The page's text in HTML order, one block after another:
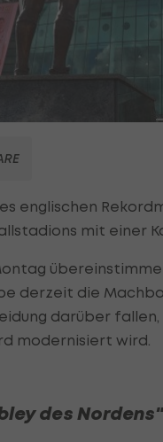
englischen
mit einer
derzeit die
darüber
modernisiert wird.
des Nordens"